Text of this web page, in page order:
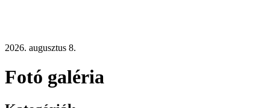
2026. augusztus 8.
Fotó galéria